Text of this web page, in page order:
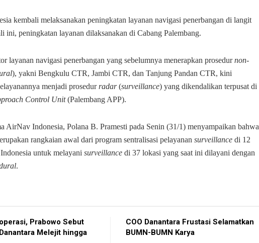
kembali melaksanakan peningkatan layanan navigasi penerbangan di langit
ini, peningkatan layanan dilaksanakan di Cabang Palembang.
layanan navigasi penerbangan yang sebelumnya menerapkan prosedurnon-
), yakni Bengkulu CTR, Jambi CTR, dan Tanjung Pandan CTR, kini
menjadi prosedur radar(surveillance) yang dikendalikan terpusat di
Control Unit(Palembang APP).
AirNav Indonesia, Polana B. Pramesti pada Senin (31/1) menyampaikan bahwa
rangkaian awal dari program sentralisasi pelayanan surveillance di 12
untuk melayani surveillance di 37 lokasi yang saat ini dilayani dengan
.
Prabowo Sebut
Melejit hingga
COO Danantara Frustasi Selamatkan
BUMN-BUMN Karya